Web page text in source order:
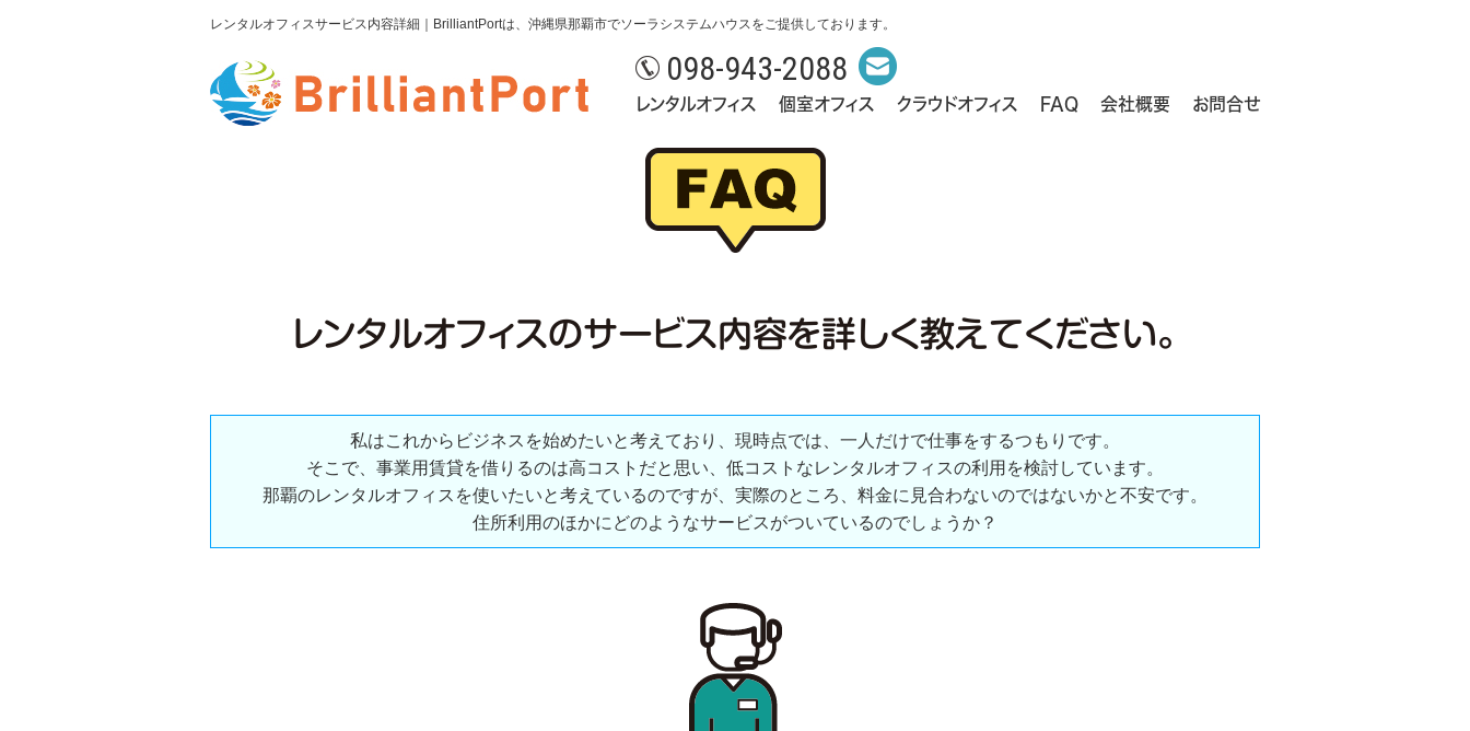
レンタルオフィスサービス内容詳細｜BrilliantPortは、沖縄県那覇市でソーラシステムハウスをご提供しております。
098-943-2088
レンタルオフィス 個室オフィス クラウドオフィス FAQ 会社概要 お問合せ
レンタルオフィスのサービス内容を詳しく教えてください。
私はこれからビジネスを始めたいと考えており、現時点では、一人だけで仕事をするつもりです。
そこで、事業用賃貸を借りるのは高コストだと思い、低コストなレンタルオフィスの利用を検討しています。
那覇のレンタルオフィスを使いたいと考えているのですが、実際のところ、料金に見合わないのではないかと不安です。
住所利用のほかにどのようなサービスがついているのでしょうか？